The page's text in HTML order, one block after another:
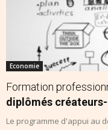
Economie
Formation
diplômés
Le programme d'appui au